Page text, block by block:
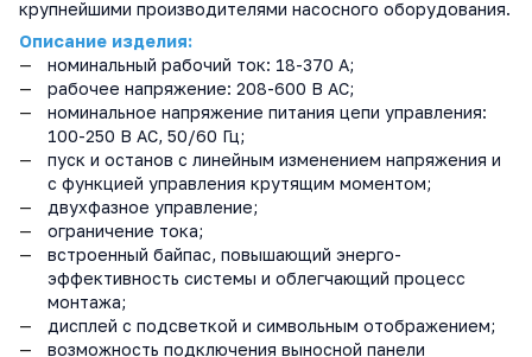
крупнейшими производителями насосного оборудования.
Описание изделия:
номинальный рабочий ток: 18-370 А;
рабочее напряжение: 208-600 В АС;
номинальное напряжение питания цепи управления:
100-250 В АС, 50/60 Гц;
пуск и останов с линейным изменением напряжения и
с функцией управления крутящим моментом;
двухфазное управление;
ограничение тока;
встроенный байпас, повышающий энерго-
эффективность системы и облегчающий процесс
монтажа;
дисплей с подсветкой и символьным отображением;
возможность подключения выносной панели